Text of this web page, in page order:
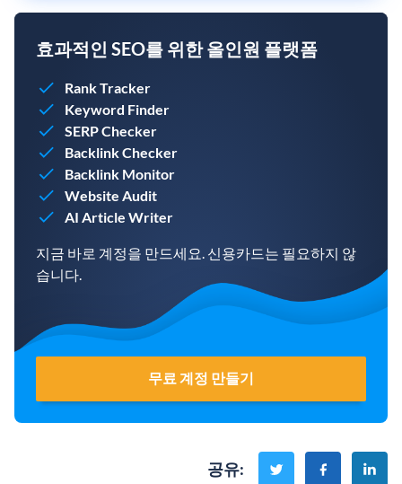
효과적인 SEO를 위한 올인원 플랫폼
Rank Tracker
Keyword Finder
SERP Checker
Backlink Checker
Backlink Monitor
Website Audit
AI Article Writer
지금 바로 계정을 만드세요. 신용카드는 필요하지 않
습니다.
무료 계정 만들기
공유: